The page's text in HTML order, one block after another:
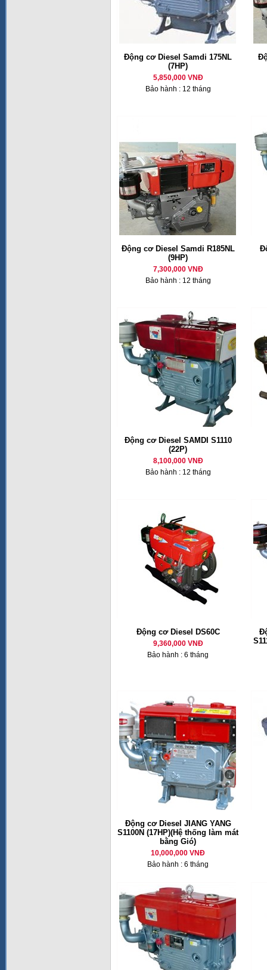
Động cơ Diesel Samdi 175NL
(7HP)
5,850,000 VNĐ
Bảo hành : 12 tháng
Động cơ Diesel Samdi R185NL
(9HP)
7,300,000 VNĐ
Bảo hành : 12 tháng
Động cơ Diesel SAMDI S1110
(22P)
8,100,000 VNĐ
Bảo hành : 12 tháng
Động cơ Diesel DS60C
9,360,000 VNĐ
Bảo hành : 6 tháng
Động cơ Diesel JIANG YANG
S1100N (17HP)(Hệ thống làm mát
bằng Gió)
10,000,000 VNĐ
Bảo hành : 6 tháng